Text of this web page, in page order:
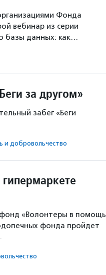
Фонда
вебинар из серии
базы данных: как…
за другом»
забег «Беги
и доброволь­чест­во
«Волонтеры в помощь
фонда пройдет